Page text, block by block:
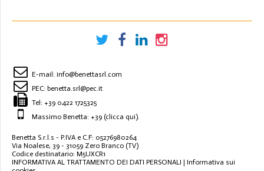
E-mail: info@benettasrl.com
PEC: benetta.srl@pec.it
Tel: +39 0422 1725325
Massimo Benetta: +39 (clicca qui).
Benetta S.r.l.s - P.IVA e C.F: 05276980264
Via Noalese, 39 - 31059 Zero Branco (TV)
Codice destinatario: M5UXCR1
INFORMATIVA AL TRATTAMENTO DEI DATI PERSONALI | Informativa sui